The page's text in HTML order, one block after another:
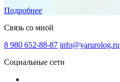
Подробнее
Связь со мной
8 980 652-88-87 info@yarurolog.ru
Социальные сети